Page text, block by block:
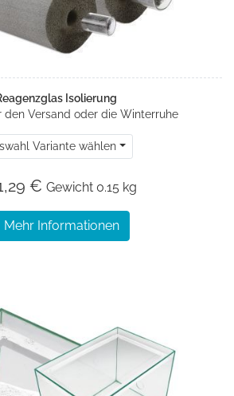
Isolierung
den Versand oder die Winterruhe
Variante wählen
€ Gewicht 0.15 kg
Mehr Informationen